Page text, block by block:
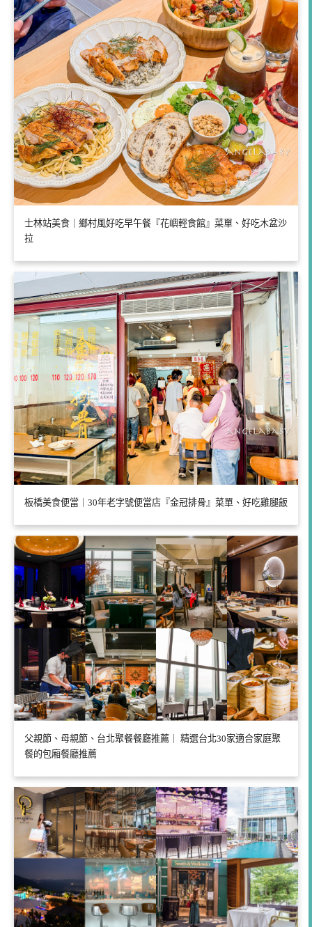
士林站美食｜鄉村風好吃早午餐『花嶼輕食館』菜單、好吃木盆沙
拉
板橋美食便當｜30年老字號便當店『金冠排骨』菜單、好吃雞腿飯
父親節、母親節、台北聚餐餐廳推薦｜ 精選台北30家適合家庭聚
餐的包廂餐廳推薦